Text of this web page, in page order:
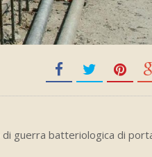
di guerra batteriologica di